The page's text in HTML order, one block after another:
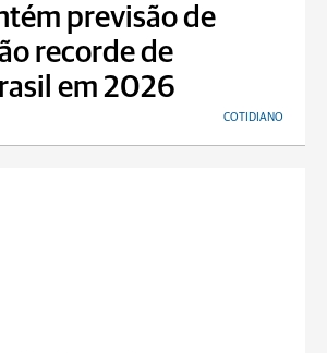
previsão de
recorde de
em 2026
COTIDIANO